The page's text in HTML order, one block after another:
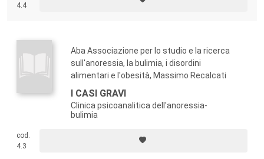
4.4
Aba Associazione per lo studio e la ricerca
sull'anoressia, la bulimia, i disordini
alimentari e l'obesità, Massimo Recalcati
I CASI GRAVI
Clinica psicoanalitica dell'anoressia-
bulimia
cod.
4.3